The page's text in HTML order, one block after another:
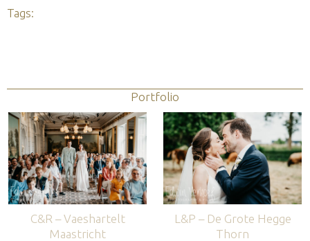
Tags:
Portfolio
C&R – Vaeshartelt
Maastricht
L&P – De Grote Hegge
Thorn